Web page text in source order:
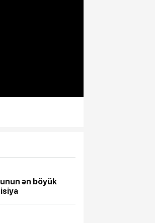
ən böyük